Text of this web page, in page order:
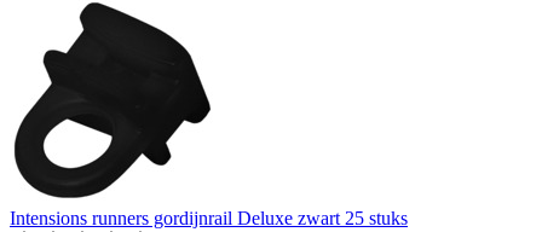
Intensions runners gordijnrail Deluxe zwart 25 stuks